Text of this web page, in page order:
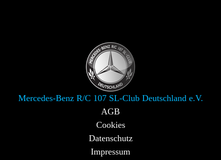
Mercedes-Benz R/C 107 SL-Club Deutschland e.V.
AGB
Cookies
Datenschutz
Impressum